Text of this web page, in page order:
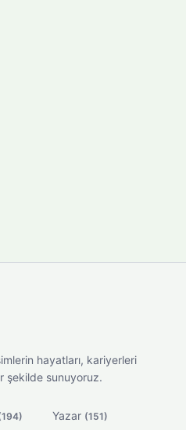
hayatları, kariyerleri
şekilde sunuyoruz.
Yazar (151)